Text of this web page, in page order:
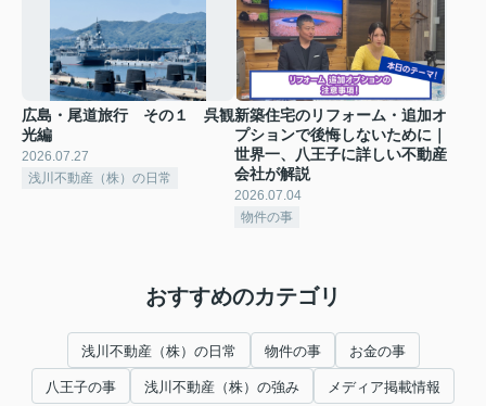
広島・尾道旅行 その１ 呉観
光編
2026.07.27
浅川不動産（株）の日常
新築住宅のリフォーム・追加オ
プションで後悔しないために｜
世界一、八王子に詳しい不動産
会社が解説
2026.07.04
物件の事
おすすめのカテゴリ
浅川不動産（株）の日常 物件の事 お金の事
八王子の事 浅川不動産（株）の強み メディア掲載情報